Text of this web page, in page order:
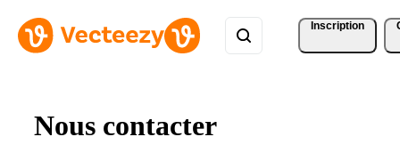
Inscription
Nous contacter